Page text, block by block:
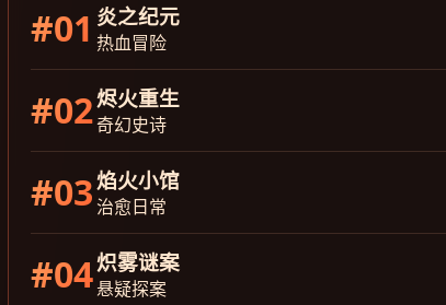
#01 炎之纪元
热血冒险
#02烬火重生
奇幻史诗
#03焰火小馆
治愈日常
#04炽雾谜案
悬疑探案